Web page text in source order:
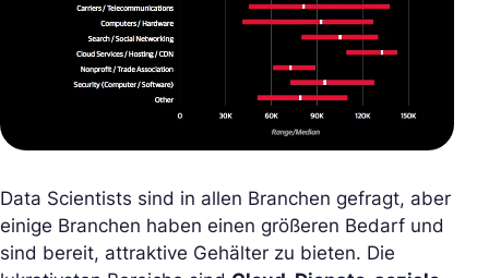
Data Scientists sind in allen Branchen gefragt, aber
einige Branchen haben einen größeren Bedarf und
sind bereit, attraktive Gehälter zu bieten. Die